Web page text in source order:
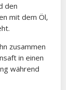
den
mit dem Öl,
zusammen
in einen
während